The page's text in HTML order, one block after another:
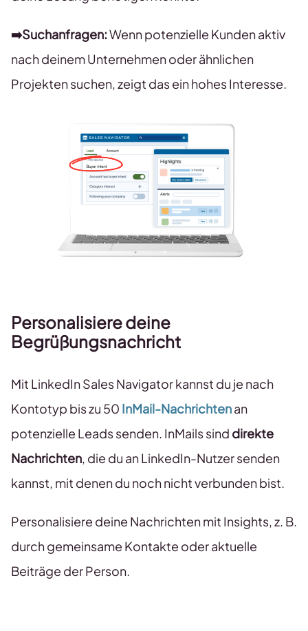
➡️Suchanfragen:Wenn potenzielle Kunden aktiv
nach deinem Unternehmen oder ähnlichen
Projekten suchen, zeigt das ein hohes Interesse.
Personalisiere deine
Begrüßungsnachricht
Mit LinkedIn Sales Navigator kannst du je nach
Kontotyp bis zu 50 InMail-Nachrichtenan
potenzielle Leads senden. InMails sind direkte
Nachrichten, die du an LinkedIn-Nutzer senden
kannst, mit denen du noch nicht verbunden bist.
Personalisiere deine Nachrichten mit Insights, z. B.
durch gemeinsame Kontakte oder aktuelle
Beiträge der Person.